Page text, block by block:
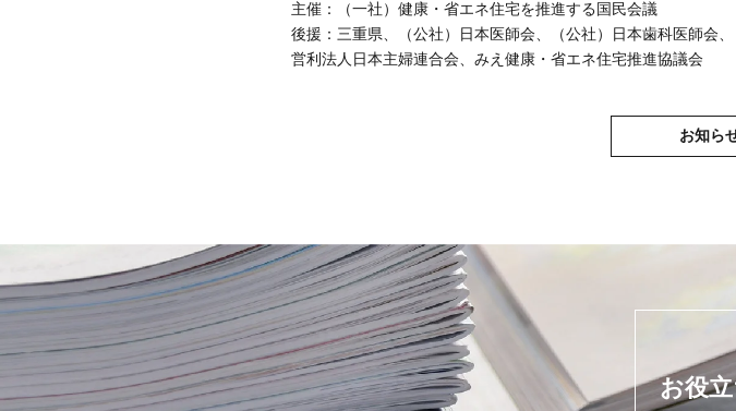
主催：（一社）健康・省エネ住宅を推進する国民会議
後援：三重県、（公社）日本医師会、（公社）日本歯科医師会
営利法人日本主婦連合会、みえ健康・省エネ住宅推進協議会
お知ら
お役